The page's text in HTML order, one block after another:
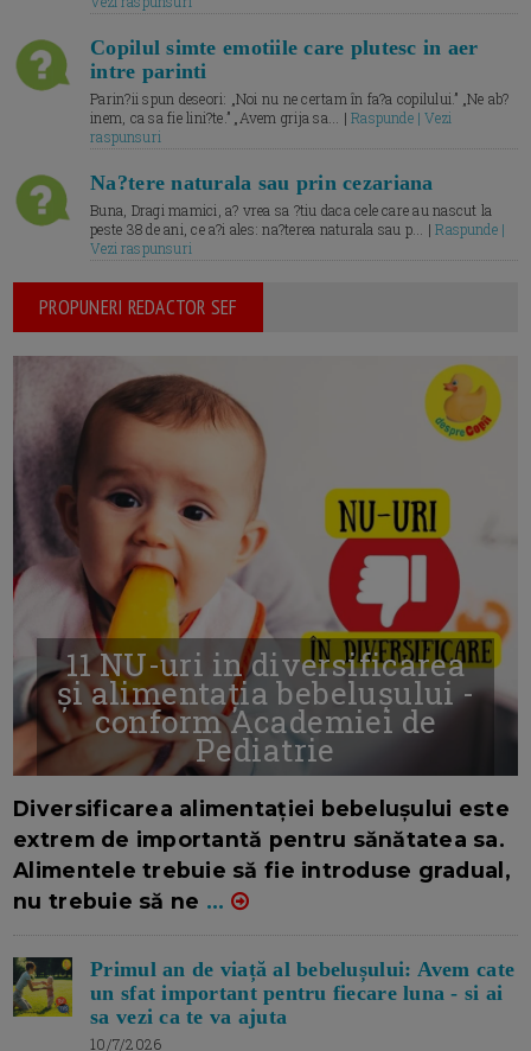
Copilul simte emotiile care plutesc in aer
intre parinti
Parin?ii spun deseori: „Noi nu ne certam în fa?a copilului.” „Ne ab?
inem, ca sa fie lini?te.” „Avem grija sa... |Raspunde | Vezi
raspunsuri
Na?tere naturala sau prin cezariana
Buna, Dragi mamici, a? vrea sa ?tiu daca cele care au nascut la
peste 38 de ani, ce a?i ales: na?terea naturala sau p... |Raspunde |
Vezi raspunsuri
PROPUNERI REDACTOR SEF
11 NU-uri in diversificarea
și alimentația bebelușului -
conform Academiei de
Pediatrie
Diversificarea alimentației bebelușului este
extrem de importantă pentru sănătatea sa.
Alimentele trebuie să fie introduse gradual,
nu trebuie să ne ...
Primul an de viață al bebelușului: Avem cate
un sfat important pentru fiecare luna - si ai
sa vezi ca te va ajuta
10/7/2026